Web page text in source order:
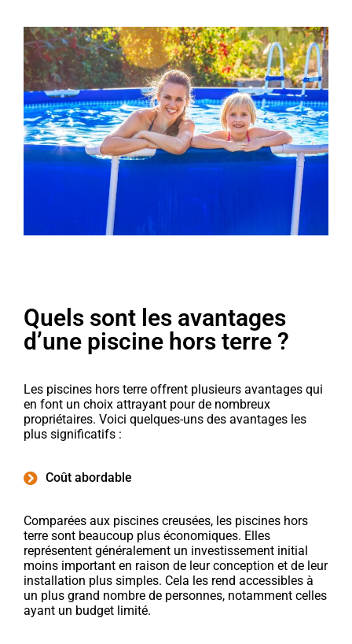
Quels sont les avantages
d’une piscine hors terre ?
Les piscines hors terre offrent plusieurs avantages qui
en font un choix attrayant pour de nombreux
propriétaires. Voici quelques-uns des avantages les
plus significatifs :
Coût abordable
Comparées aux piscines creusées, les piscines hors
terre sont beaucoup plus économiques. Elles
représentent généralement un investissement initial
moins important en raison de leur conception et de leur
installation plus simples. Cela les rend accessibles à
un plus grand nombre de personnes, notamment celles
ayant un budget limité.